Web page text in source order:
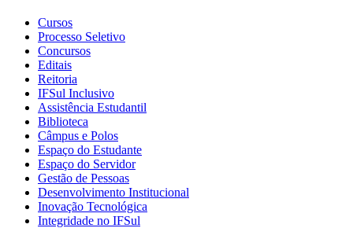
Cursos
Processo Seletivo
Concursos
Editais
Reitoria
IFSul Inclusivo
Assistência Estudantil
Biblioteca
Câmpus e Polos
Espaço do Estudante
Espaço do Servidor
Gestão de Pessoas
Desenvolvimento Institucional
Inovação Tecnológica
Integridade no IFSul